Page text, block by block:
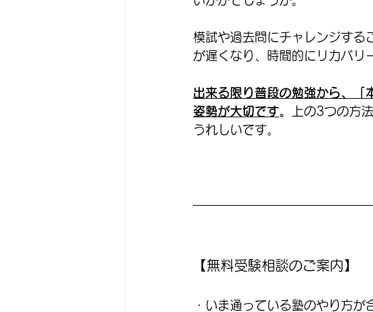
模試や過去問にチャレンジする
が遅くなり、時間的にリカバリ
出来る限り普段の勉強から、「
姿勢が大切です。
上の3つの方
うれしいです。
【無料受験相談のご案内】
・いま通っている塾のやり方が